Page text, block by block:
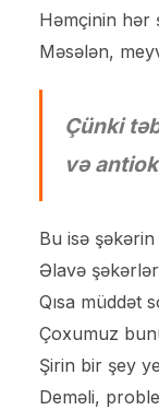
Həmçinin hər
Məsələn,
Çünki
və
Bu isə
Əlavə
Qısa müddət
Çoxumuz
Şirin bir şey
Deməli,